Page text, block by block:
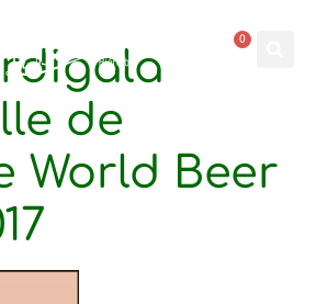
0
de
World Beer